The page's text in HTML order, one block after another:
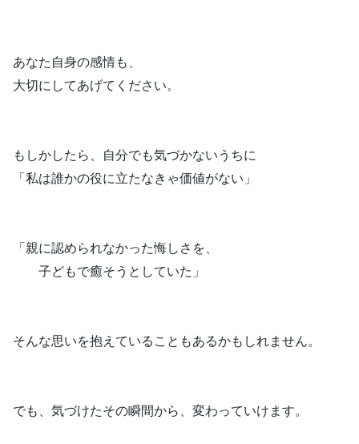
あなた自身の感情も、
大切にしてあげてください。
もしかしたら、自分でも気づかないうちに
「私は誰かの役に立たなきゃ価値がない」
「親に認められなかった悔しさを、
子どもで癒そうとしていた」
そんな思いを抱えていることもあるかもしれません。
でも、気づけたその瞬間から、変わっていけます。